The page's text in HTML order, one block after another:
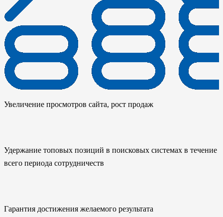
Увеличение просмотров сайта, рост продаж
Удержание топовых позиций в поисковых системах в течение
всего периода сотрудничеств
Гарантия достижения желаемого результата